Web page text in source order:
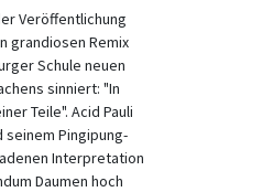
Veröffentlichung
grandiosen Remix
Schule neuen
sinniert: "In
Teile". Acid Pauli
Pingipung-
Interpretation
Daumen hoch